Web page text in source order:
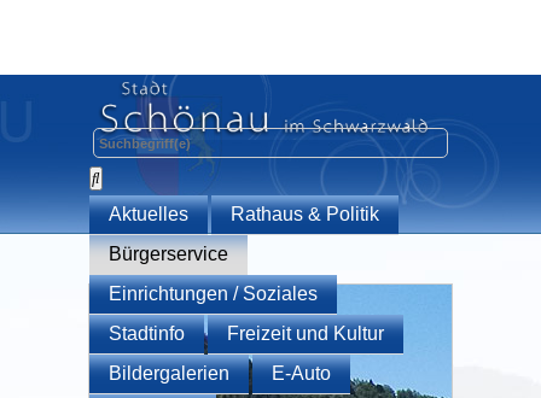
Aktuelles
Rathaus & Politik
Bürgerservice
Einrichtungen / Soziales
Stadtinfo
Freizeit und Kultur
Bildergalerien
E-Auto